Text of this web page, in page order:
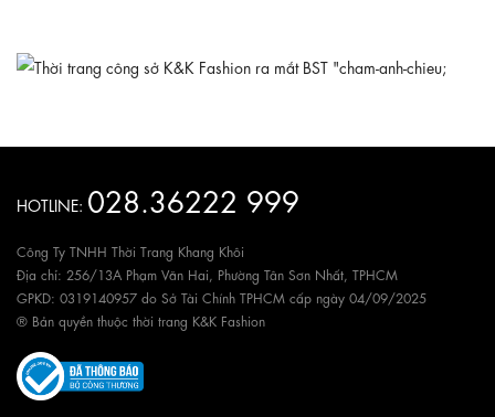
HOTLINE: 028.36222 999
Công Ty TNHH Thời Trang Khang Khôi
Địa chỉ: 256/13A Phạm Văn Hai, Phường Tân Sơn Nhất, TPHCM
GPKD: 0319140957 do Sở Tài Chính TPHCM cấp ngày 04/09/2025
® Bản quyền thuộc thời trang K&K Fashion